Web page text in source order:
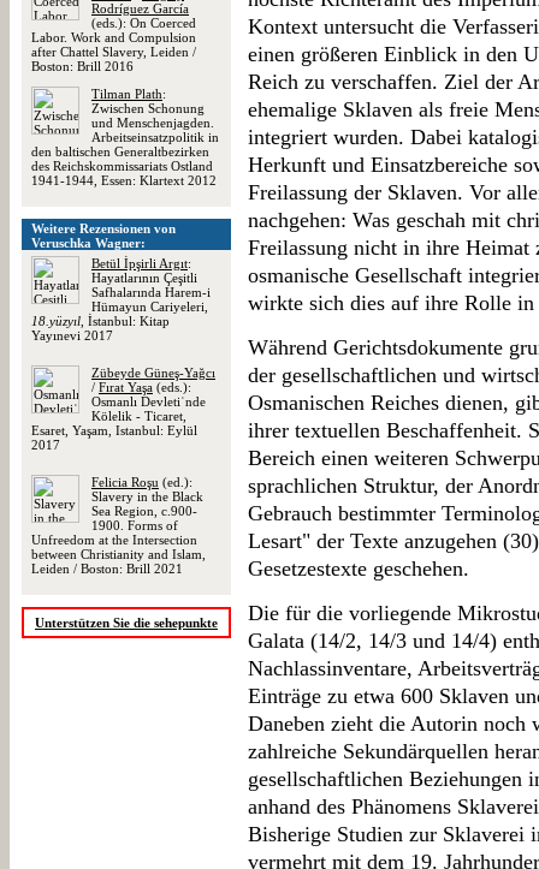
Rodríguez García
(eds.): On Coerced
Labor. Work and Compulsion
after Chattel Slavery, Leiden /
Boston: Brill 2016
Tilman Plath:
Zwischen Schonung
und Menschenjagden.
Arbeitseinsatzpolitik in
den baltischen Generaltbezirken
des Reichskommissariats Ostland
1941-1944, Essen: Klartext 2012
Weitere Rezensionen von
Veruschka Wagner:
Betül İpşirli Argıt:
Hayatlarının Çeşitli
Safhalarında Harem-i
Hümayun Cariyeleri,
18.yüzyıl , İstanbul: Kitap
Yayınevi 2017
Zübeyde Güneş-Yağcı
/ Fırat Yaşa (eds.):
Osmanlı Devletiʾnde
Kölelik - Ticaret,
Esaret, Yaşam, Istanbul: Eylül
2017
Felicia Roşu (ed.):
Slavery in the Black
Sea Region, c.900-
1900. Forms of
Unfreedom at the Intersection
between Christianity and Islam,
Leiden / Boston: Brill 2021
Unterstützen Sie die sehepunkte
Kontext untersucht die
einen größeren Einblick in den
Reich zu verschaffen. Ziel der
ehemalige Sklaven als freie
integriert wurden. Dabei
Herkunft und Einsatzbereiche
Freilassung der Sklaven. Vor
nachgehen: Was geschah mit
Freilassung nicht in ihre Heimat
osmanische Gesellschaft
wirkte sich dies auf ihre Rolle in
Während Gerichtsdokumente
der gesellschaftlichen und
Osmanischen Reiches dienen,
ihrer textuellen Beschaffenheit.
Bereich einen weiteren
sprachlichen Struktur, der
Gebrauch bestimmter
Lesart" der Texte anzugehen
Gesetzestexte geschehen.
Die für die vorliegende
Galata (14/2, 14/3 und 14/4)
Nachlassinventare,
Einträge zu etwa 600 Sklaven
Daneben zieht die Autorin noch
zahlreiche Sekundärquellen
gesellschaftlichen Beziehungen
anhand des Phänomens
Bisherige Studien zur Sklaverei
vermehrt mit dem 19.